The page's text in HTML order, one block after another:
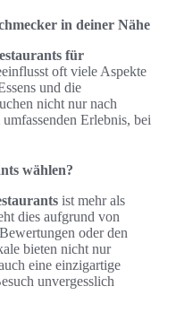
in deiner Nähe
für
oft viele Aspekte
und die
nicht nur nach
Erlebnis, bei
wählen?
ist mehr als
dies aufgrund von
oder den
bieten nicht nur
eine einzigartige
unvergesslich